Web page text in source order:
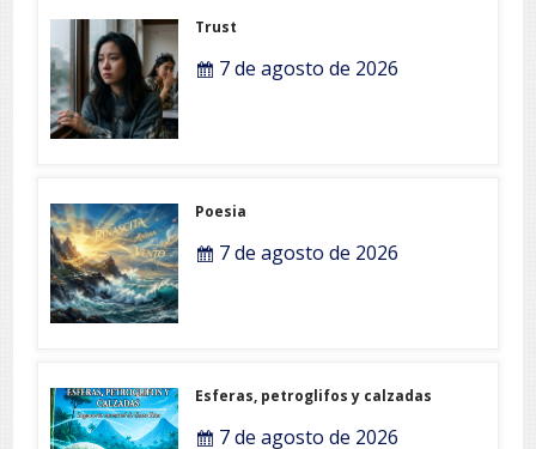
Trust
7 de agosto de 2026
Poesia
7 de agosto de 2026
Esferas, petroglifos y calzadas
7 de agosto de 2026